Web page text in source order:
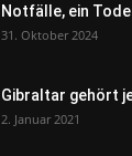
Notfälle, ein
31. Oktober 2024
Gibraltar gehört
2. Januar 2021